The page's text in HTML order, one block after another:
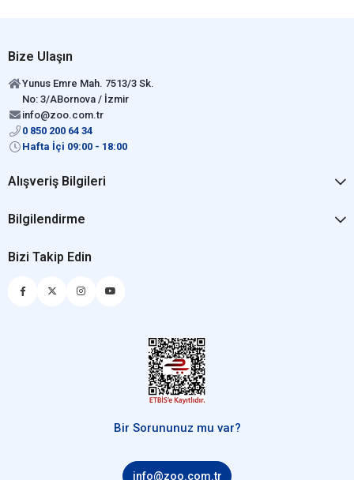
Bize Ulaşın
Yunus Emre Mah. 7513/3 Sk.
No: 3/ABornova / İzmir
info@zoo.com.tr
0 850 200 64 34
Hafta İçi 09:00 - 18:00
Alışveriş Bilgileri
Bilgilendirme
Bizi Takip Edin
Bir Sorununuz mu var?
info@zoo.com.tr